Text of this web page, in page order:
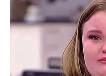
Play